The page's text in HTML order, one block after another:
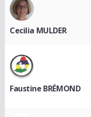
Cecilia MULDER
Faustine BRÉMOND